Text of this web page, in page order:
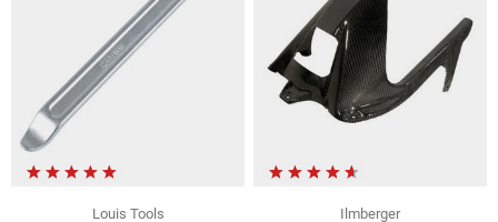
Louis Tools
Ilmberger